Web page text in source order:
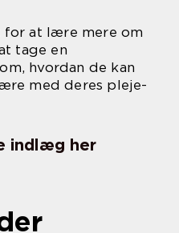
for at lære mere om
tage en
hvordan de kan
med deres pleje-
indlæg her